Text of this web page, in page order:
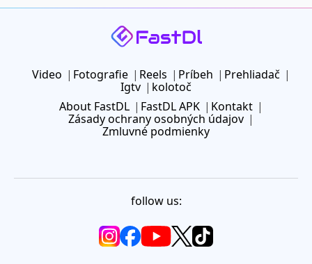
Video Fotografie Reels Príbeh
Prehliadač
Igtv
kolotoč
About FastDL
FastDL APK
Kontakt
Zásady ochrany osobných údajov
Zmluvné podmienky
follow us: